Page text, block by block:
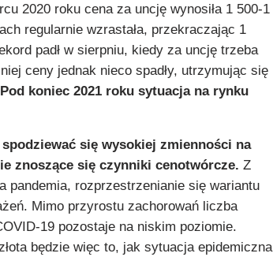
2020 roku cena za uncję wynosiła 1 500-1
regularnie wzrastała, przekraczając 1
padł w sierpniu, kiedy za uncję trzeba
ceny jednak nieco spadły, utrzymując się
Pod koniec 2021 roku sytuacja na rynku
się wysokiej zmienności na
znoszące się czynniki cenotwórcze. Z
pandemia, rozprzestrzenianie się wariantu
Mimo przyrostu zachorowań liczba
19 pozostaje na niskim poziomie.
będzie więc to, jak sytuacja epidemiczna